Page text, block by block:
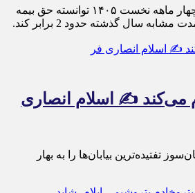
ماناسپهر - بیمه ملت در چهار ماهه نخست ۱۴٠۵ توانسته حق بیمه
سال گذشته حدود 2 برابر کند.
می‌کند ✍️ اسلام انصاری
تفتیده‌ترین بیابان‌ها را به بهار